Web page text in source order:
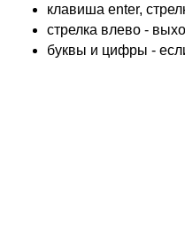
ADIVA
ADLY
клавиша enter,
cтрелка влево -
буквы и цифры -